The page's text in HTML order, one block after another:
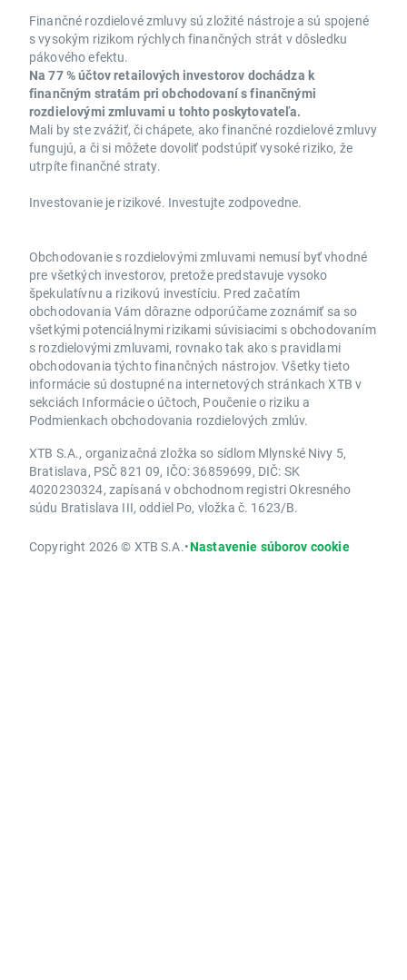
Finančné rozdielové zmluvy sú zložité nástroje a sú spojené
s vysokým rizikom rýchlych finančných strát v dôsledku
pákového efektu.
Na 77 % účtov retailových investorov dochádza k
finančným stratám pri obchodovaní s finančnými
rozdielovými zmluvami u tohto poskytovateľa.
Mali by ste zvážiť, či chápete, ako finančné rozdielové zmluvy
fungujú, a či si môžete dovoliť podstúpiť vysoké riziko, že
utrpíte finančné straty.
Investovanie je rizikové. Investujte zodpovedne.
Obchodovanie s rozdielovými zmluvami nemusí byť vhodné
pre všetkých investorov, pretože predstavuje vysoko
špekulatívnu a rizikovú investíciu. Pred začatím
obchodovania Vám dôrazne odporúčame zoznámiť sa so
všetkými potenciálnymi rizikami súvisiacimi s obchodovaním
s rozdielovými zmluvami, rovnako tak ako s pravidlami
obchodovania týchto finančných nástrojov. Všetky tieto
informácie sú dostupné na internetových stránkach XTB v
sekciách Informácie o účtoch, Poučenie o riziku a
Podmienkach obchodovania rozdielových zmlúv.
XTB S.A., organizačná zložka so sídlom Mlynské Nivy 5,
Bratislava, PSČ 821 09, IČO: 36859699, DIČ: SK
4020230324, zapísaná v obchodnom registri Okresného
súdu Bratislava III, oddiel Po, vložka č. 1623/B.
Copyright 2026 © XTB S.A.•Nastavenie súborov cookie